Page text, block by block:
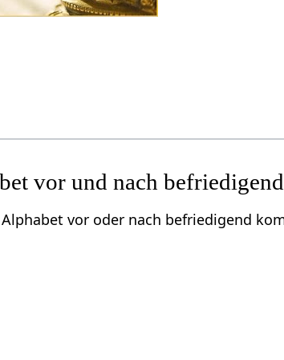
vor und nach befriedigend
vor oder nach befriedigend